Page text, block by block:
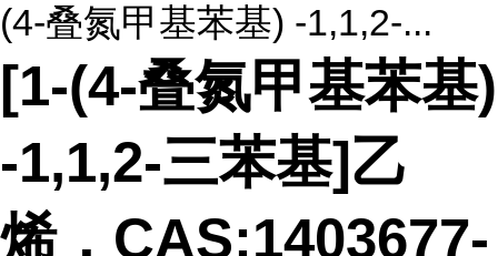
(4-叠氮甲基苯基) -1,1,2-...
[1-(4-叠氮甲基苯基)
-1,1,2-三苯基]乙
烯，CAS:1403677-